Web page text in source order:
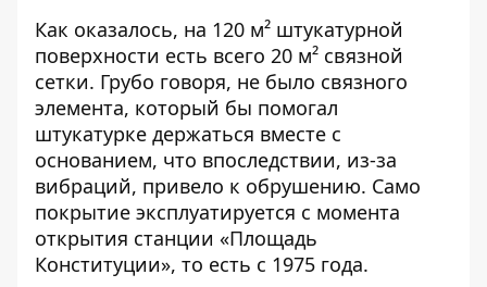
Как оказалось, на 120 м² штукатурной
поверхности есть всего 20 м² связной
сетки. Грубо говоря, не было связного
элемента, который бы помогал
штукатурке держаться вместе с
основанием, что впоследствии, из-за
вибраций, привело к обрушению. Само
покрытие эксплуатируется с момента
открытия станции «Площадь
Конституции», то есть с 1975 года.